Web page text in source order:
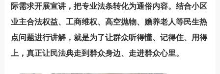
际需求开展宣讲，把专业法条转化为通俗内容。 结合小区
业主合法权益、 工商维权、 高空抛物、 赡养老人等民生热
点问题进行讲解， 就是为了让群众听得懂、记得住、用得
上，真正让民法典走到群众身边、走进群众心里。